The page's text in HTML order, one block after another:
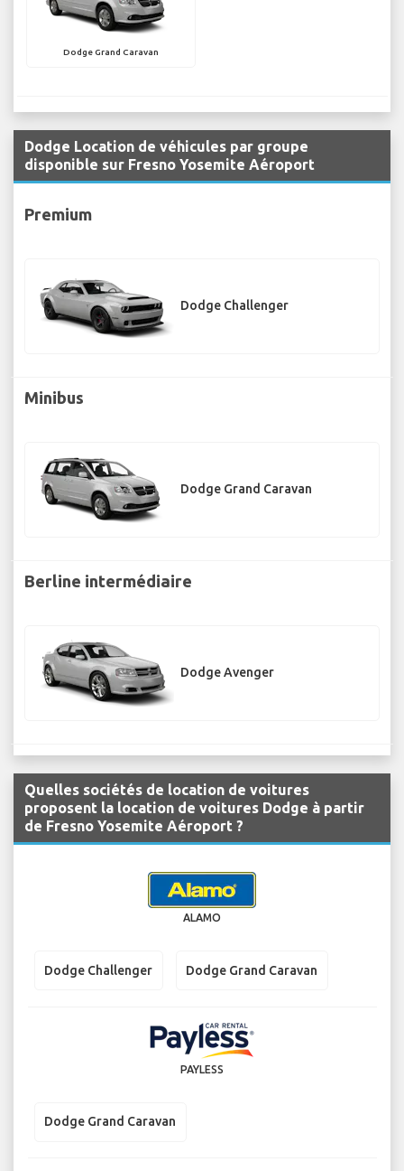
Dodge Grand Caravan
Dodge Location de véhicules par groupe
disponible sur Fresno Yosemite Aéroport
Premium
Dodge Challenger
Minibus
Dodge Grand Caravan
Berline intermédiaire
Dodge Avenger
Quelles sociétés de location de voitures
proposent la location de voitures Dodge à partir
de Fresno Yosemite Aéroport ?
ALAMO
Dodge Challenger Dodge Grand Caravan
PAYLESS
Dodge Grand Caravan